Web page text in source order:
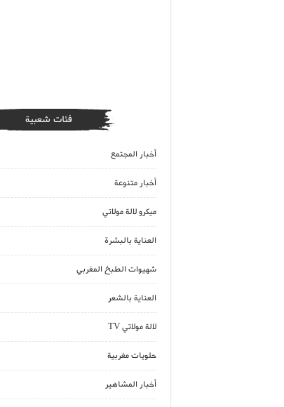
فئات شعبية
أخبار المجتمع
أخبار متنوعة
ميكرو لالة مولاتي
العناية بالبشرة
شهيوات الطبخ المغربي
العناية بالشعر
لالة مولاتي TV
حلويات مغربية
أخبار المشاهير